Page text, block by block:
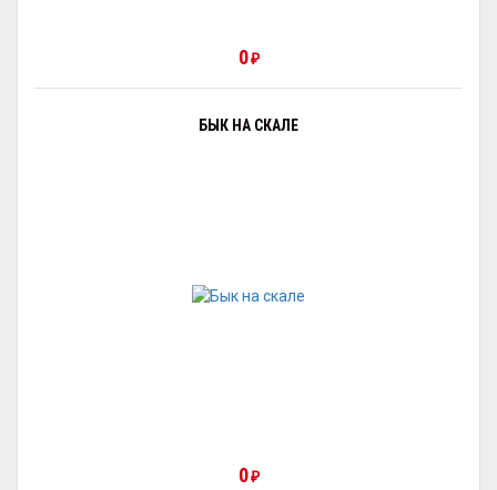
0 ₽
БЫК НА СКАЛЕ
0 ₽